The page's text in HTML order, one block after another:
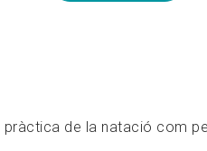
pràctica de la natació com